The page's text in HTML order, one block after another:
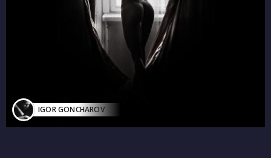
IGOR GONCHAROV